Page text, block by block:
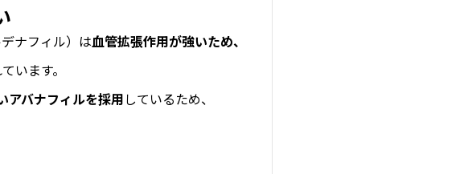
ナフィル）は血管拡張作用が強いため、
います。
アバナフィルを採用しているため、